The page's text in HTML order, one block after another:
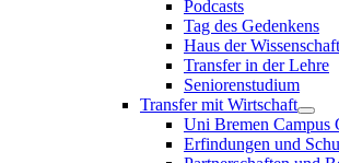
Podcasts
Tag des Gedenkens
Haus der Wissenschaft
Transfer in der Lehre
Seniorenstudium
Transfer mit Wirtschaft
Uni Bremen Campus
Erfindungen und